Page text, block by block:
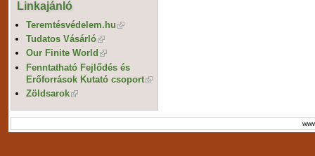
Linkajánló
Teremtésvédelem.hu
Tudatos Vásárló
Our Finite World
Fenntatható Fejlődés és
Erőforrások Kutató csoport
Zöldsarok